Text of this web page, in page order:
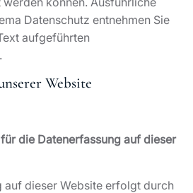
Datenschutz entnehmen Sie
aufgeführten
Website
die Datenerfassung auf dieser
auf dieser Website erfolgt durch